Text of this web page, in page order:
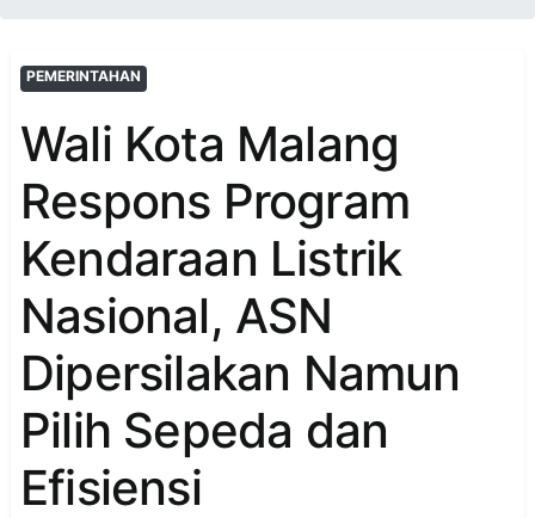
PEMERINTAHAN
Wali Kota Malang
Respons Program
Kendaraan Listrik
Nasional, ASN
Dipersilakan Namun
Pilih Sepeda dan
Efisiensi